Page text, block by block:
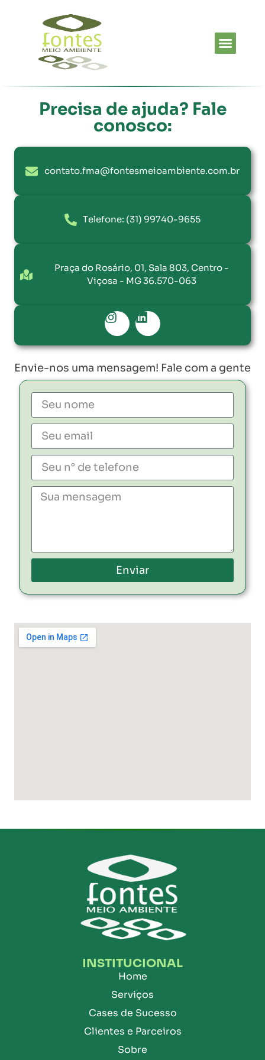
Precisa de ajuda? Fale
conosco:
contato.fma@fontesmeioambiente.com.br
Telefone: (31) 99740-9655
Praça do Rosário, 01, Sala 803, Centro -
Viçosa - MG 36.570-063
Envie-nos uma mensagem! Fale com a gente
Enviar
INSTITUCIONAL
Home
Serviços
Cases de Sucesso
Clientes e Parceiros
Sobre